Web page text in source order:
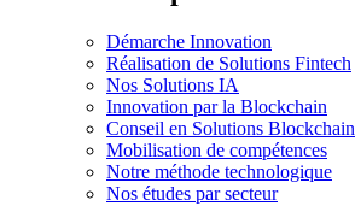
Démarche Innovation
Réalisation de Solutions Fintech
Nos Solutions IA
Innovation par la Blockchain
Conseil en Solutions Blockchain
Mobilisation de compétences
Notre méthode technologique
Nos études par secteur